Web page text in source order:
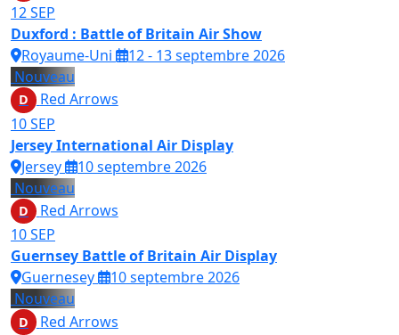
12SEP
Duxford : Battle of Britain Air Show
Royaume-Uni
12 - 13 septembre 2026
Nouveau
D
Red Arrows
10SEP
Jersey International Air Display
Jersey
10 septembre 2026
Nouveau
D
Red Arrows
10SEP
Guernsey Battle of Britain Air Display
Guernesey
10 septembre 2026
Nouveau
D
Red Arrows